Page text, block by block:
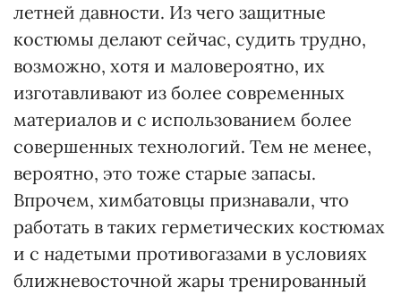
летней давности. Из чего защитные
костюмы делают сейчас, судить трудно,
возможно, хотя и маловероятно, их
изготавливают из более современных
материалов и с использованием более
совершенных технологий. Тем не менее,
вероятно, это тоже старые запасы.
Впрочем, химбатовцы признавали, что
работать в таких герметических костюмах
и с надетыми противогазами в условиях
ближневосточной жары тренированный